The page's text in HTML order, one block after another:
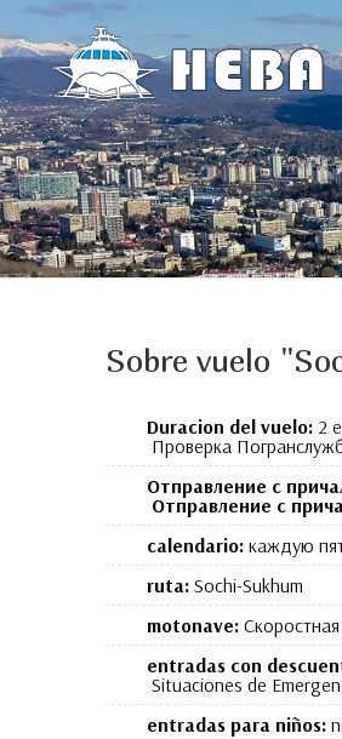
Sobre vuelo
Duracion del vuelo: 2
Проверка
Отправление с
Отправление с
calendario: каждую
ruta: Sochi-Sukhum
motonave:
entradas con
Situaciones de
entradas para niños: